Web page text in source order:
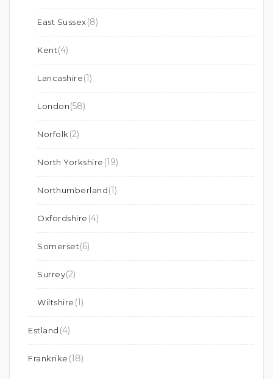
East Sussex(8)
Kent(4)
Lancashire(1)
London(58)
Norfolk (2)
North Yorkshire (19)
Northumberland(1)
Oxfordshire (4)
Somerset(6)
Surrey(2)
Wiltshire (1)
Estland (4)
Frankrike (18)